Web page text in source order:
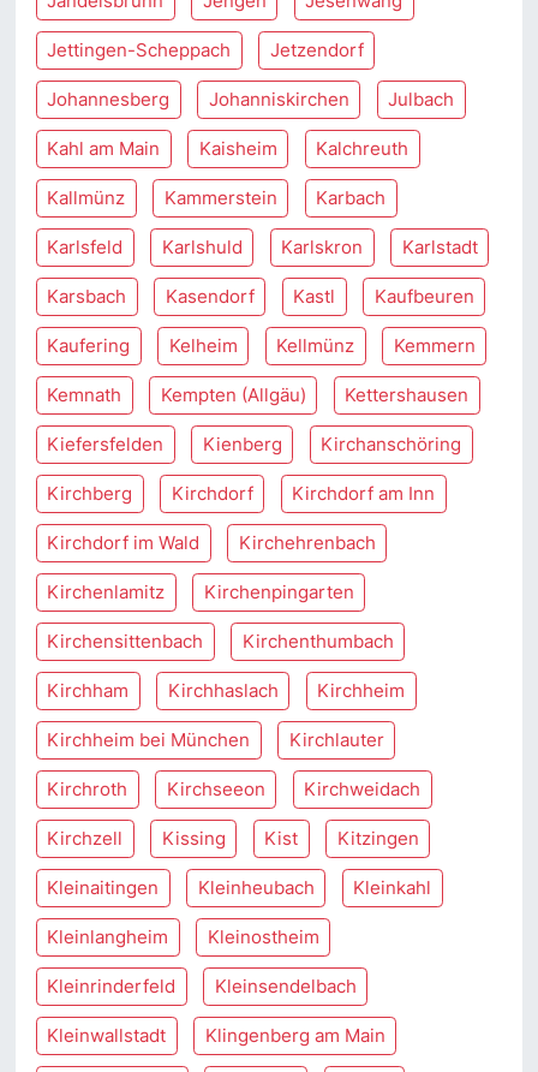
Jettingen-Scheppach Jetzendorf
Johannesberg Johanniskirchen Julbach
Kahl am Main Kaisheim Kalchreuth
Kallmünz Kammerstein Karbach
Karlsfeld Karlshuld Karlskron Karlstadt
Karsbach Kasendorf Kastl Kaufbeuren
Kaufering Kelheim Kellmünz Kemmern
Kemnath Kempten (Allgäu) Kettershausen
Kiefersfelden Kienberg Kirchanschöring
Kirchberg Kirchdorf Kirchdorf am Inn
Kirchdorf im Wald Kirchehrenbach
Kirchenlamitz Kirchenpingarten
Kirchensittenbach Kirchenthumbach
Kirchham Kirchhaslach Kirchheim
Kirchheim bei München Kirchlauter
Kirchroth Kirchseeon Kirchweidach
Kirchzell Kissing Kist Kitzingen
Kleinaitingen Kleinheubach Kleinkahl
Kleinlangheim Kleinostheim
Kleinrinderfeld Kleinsendelbach
Kleinwallstadt Klingenberg am Main